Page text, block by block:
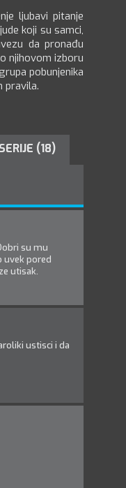
ljubavi pitanje
koji su samci,
da pronađu
njihovom izboru
pobunjenika
pravila.
(18)
su mu
uvek pored
utisak.
ustisci i da